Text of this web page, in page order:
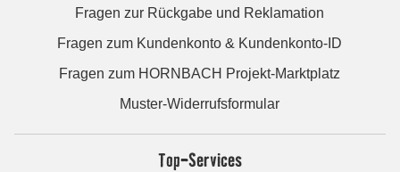
Fragen zur Rückgabe und Reklamation
Fragen zum Kundenkonto & Kundenkonto-ID
Fragen zum HORNBACH Projekt-Marktplatz
Muster-Widerrufsformular
Top-Services